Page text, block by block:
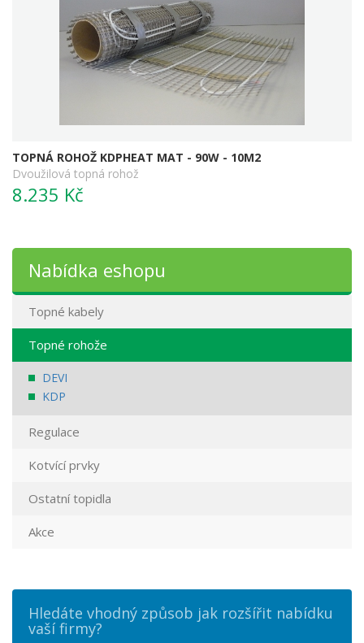
TOPNÁ ROHOŽ KDPHEAT MAT - 90W - 10M2
Dvoužilová topná rohož
8.235 Kč
Nabídka eshopu
Topné kabely
Topné rohože
DEVI
KDP
Regulace
Kotvící prvky
Ostatní topidla
Akce
Hledáte vhodný způsob jak rozšířit nabídku
vaší firmy?